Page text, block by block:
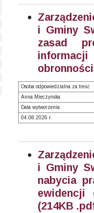
i Gminy
zasad
informacji
Osoba odpowiedzialna za treść
Anna Mieczyńska
Data wytworzenia
04.08.2026 r.
i Gminy
nabycia
ewidencji
(214KB